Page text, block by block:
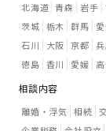
北海道 青森 岩手
茨城 栃木 群馬
石川
大阪 京都
徳島 香川 愛媛
相談内容
離婚・浮気 相続